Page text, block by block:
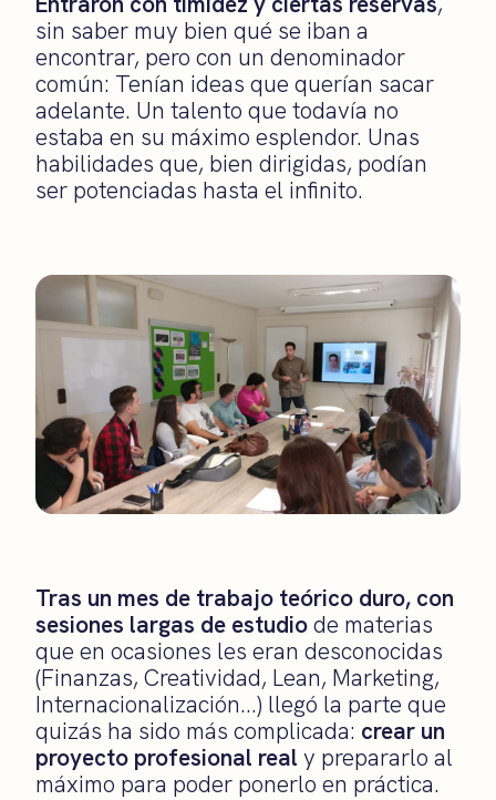
sin saber muy bien qué se iban a
encontrar, pero con un denominador
común: Tenían ideas que querían sacar
adelante. Un talento que todavía no
estaba en su máximo esplendor. Unas
habilidades que, bien dirigidas, podían
ser potenciadas hasta el infinito.
Tras un mes de trabajo teórico duro, con
sesiones largas de estudiode materias
que en ocasiones les eran desconocidas
(Finanzas, Creatividad, Lean, Marketing,
Internacionalización…) llegó la parte que
quizás ha sido más complicada: crear un
proyecto profesional real y prepararlo al
máximo para poder ponerlo en práctica.